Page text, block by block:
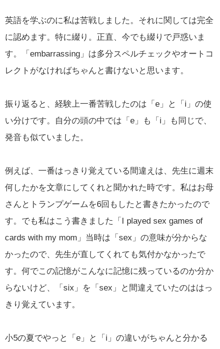
英語を学ぶのに私は苦戦しました。それに関しては完全
に認めます。特に綴り。正直、今でも綴りで戸惑いま
す。「embarrassing」は多分スペルチェックやオートコ
レクトがなければちゃんと書けないと思います。
振り返ると、経験上一番苦戦したのは「e」と「i」の使
い分けです。自分の頭の中では「e」も「i」も同じで、
発音も似ていました。
例えば、一番はっきり覚えている間違えは、先生に週末
何したかを文章にしてくれと聞かれた時です。私はお母
さんとトランプゲームを6回もしたと書きたかったので
す。でも私はこう書きました「I played sex games of
cards with my mom」当時は「sex」の意味が分からな
かったので、先生が直してくれても気付かなかったで
す。何でこの記憶がこんなに記憶に残っているのか分か
らないけど、「six」を「sex」と間違えていたのははっ
きり覚えています。
小5の夏でやっと「e」と「i」の違いがちゃんと分かる